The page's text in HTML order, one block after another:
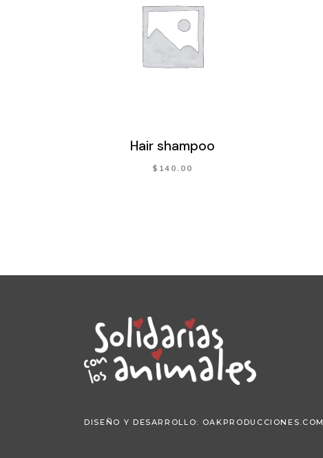
Hair shampoo
$ 140.00
DISEÑO Y DESARROLLO: OAKPRODUCCIONES.COM